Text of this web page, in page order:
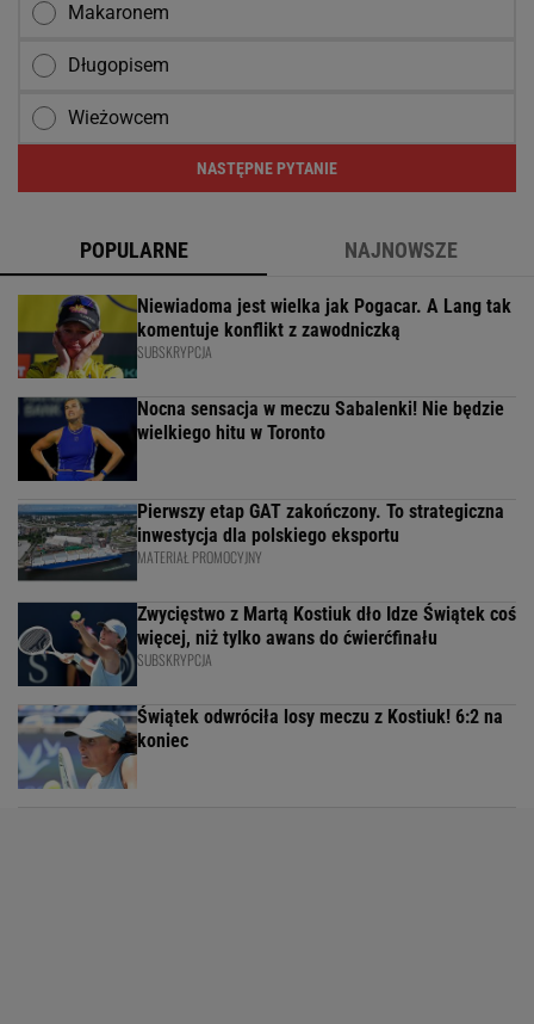
Makaronem
Długopisem
Wieżowcem
NASTĘPNE PYTANIE
POPULARNE NAJNOWSZE
Niewiadoma jest wielka jak Pogacar. A Lang tak
komentuje konflikt z zawodniczką
SUBSKRYPCJA
Nocna sensacja w meczu Sabalenki! Nie będzie
wielkiego hitu w Toronto
Pierwszy etap GAT zakończony. To strategiczna
inwestycja dla polskiego eksportu
MATERIAŁ PROMOCYJNY
Zwycięstwo z Martą Kostiuk dło Idze Świątek coś
więcej, niż tylko awans do ćwierćfinału
SUBSKRYPCJA
Świątek odwróciła losy meczu z Kostiuk! 6:2 na
koniec